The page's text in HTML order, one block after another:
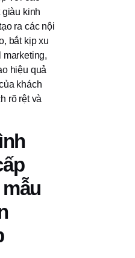
kinh
ra các nội
bắt kịp xu
hiệu quả
khách
rõ rệt và